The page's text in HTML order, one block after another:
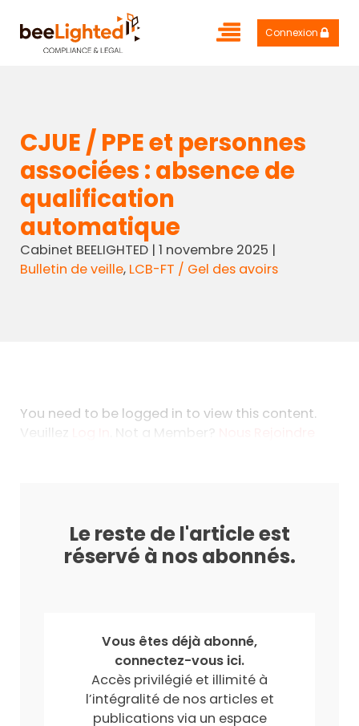
Connexion
CJUE / PPE et personnes
associées : absence de
qualification
automatique
Cabinet BEELIGHTED| 1 novembre 2025 |
Bulletin de veille, LCB-FT / Gel des avoirs
You need to be logged in to view this content.
Veuillez
. Not a Member?
Le reste de l'article est
réservé à nos abonnés.
Vous êtes déjà abonné,
connectez-vous ici.
Accès privilégié et illimité à
l’intégralité de nos articles et
publications via un espace